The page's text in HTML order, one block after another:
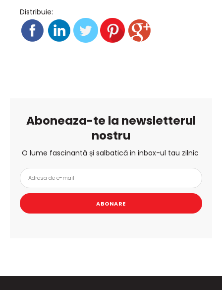
Distribuie:
Aboneaza-te la newsletterul
nostru
O lume fascinantă și salbatică in inbox-ul tau zilnic
ABONARE